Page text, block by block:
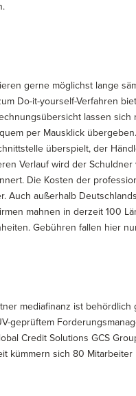
gerne möglichst lange
Do-it-yourself-Verfahren
lassen
per Mausklick
überspielt, der
Verlauf wird der
Die Kosten der
Auch außerhalb
mahnen in derzeit 100
Gebühren fallen hier
mediafinanz ist
geprüftem
Credit Solutions GCS
kümmern sich 80